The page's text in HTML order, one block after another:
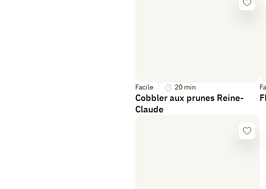
Facile 20 min
Cobbler aux prunes Reine-
Claude